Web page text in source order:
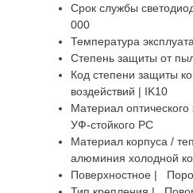
Срок службы
000
Температура
Степень защиты от
Код степени защиты
воздействий | IK10
Материал
УФ-стойкого PC
Материал корпуса /
алюминия холодной
Поверхностное |